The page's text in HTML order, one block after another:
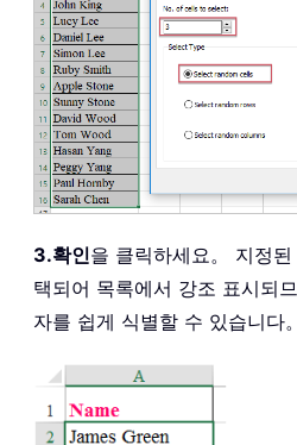
3.확인을 클릭하세요。 지정
택되어 목록에서 강조 표시되
자를 쉽게 식별할 수 있습니다